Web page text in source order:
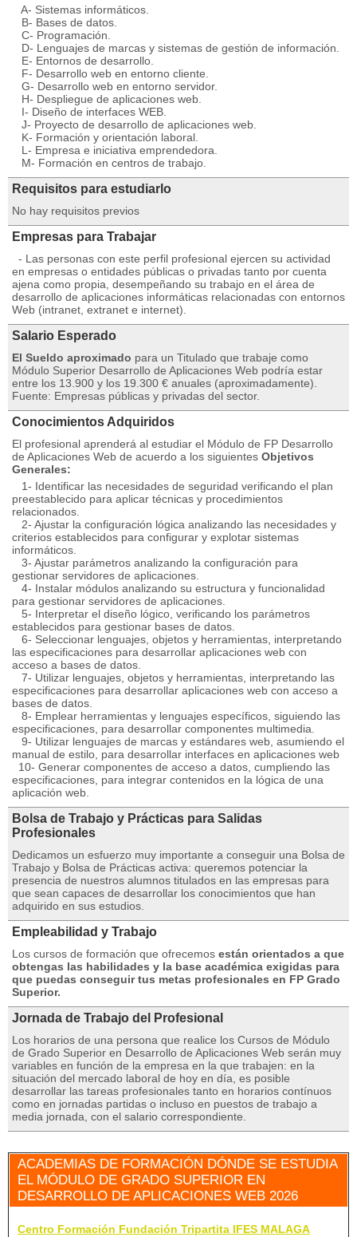
A- Sistemas informáticos.
B- Bases de datos.
C- Programación.
D- Lenguajes de marcas y sistemas de gestión de información.
E- Entornos de desarrollo.
F- Desarrollo web en entorno cliente.
G- Desarrollo web en entorno servidor.
H- Despliegue de aplicaciones web.
I- Diseño de interfaces WEB.
J- Proyecto de desarrollo de aplicaciones web.
K- Formación y orientación laboral.
L- Empresa e iniciativa emprendedora.
M- Formación en centros de trabajo.
Requisitos para estudiarlo
No hay requisitos previos
Empresas para Trabajar
- Las personas con este perfil profesional ejercen su actividad
en empresas o entidades públicas o privadas tanto por cuenta
ajena como propia, desempeñando su trabajo en el área de
desarrollo de aplicaciones informáticas relacionadas con entornos
Web (intranet, extranet e internet).
Salario Esperado
El Sueldo aproximado para un Titulado que trabaje como
Módulo Superior Desarrollo de Aplicaciones Web podría estar
entre los 13.900 y los 19.300 € anuales (aproximadamente).
Fuente: Empresas públicas y privadas del sector.
Conocimientos Adquiridos
El profesional aprenderá al estudiar el Módulo de FP Desarrollo
de Aplicaciones Web de acuerdo a los siguientes Objetivos
Generales:
1- Identificar las necesidades de seguridad verificando el plan
preestablecido para aplicar técnicas y procedimientos
relacionados.
2- Ajustar la configuración lógica analizando las necesidades y
criterios establecidos para configurar y explotar sistemas
informáticos.
3- Ajustar parámetros analizando la configuración para
gestionar servidores de aplicaciones.
4- Instalar módulos analizando su estructura y funcionalidad
para gestionar servidores de aplicaciones.
5- Interpretar el diseño lógico, verificando los parámetros
establecidos para gestionar bases de datos.
6- Seleccionar lenguajes, objetos y herramientas, interpretando
las especificaciones para desarrollar aplicaciones web con
acceso a bases de datos.
7- Utilizar lenguajes, objetos y herramientas, interpretando las
especificaciones para desarrollar aplicaciones web con acceso a
bases de datos.
8- Emplear herramientas y lenguajes específicos, siguiendo las
especificaciones, para desarrollar componentes multimedia.
9- Utilizar lenguajes de marcas y estándares web, asumiendo el
manual de estilo, para desarrollar interfaces en aplicaciones web
10- Generar componentes de acceso a datos, cumpliendo las
especificaciones, para integrar contenidos en la lógica de una
aplicación web.
Bolsa de Trabajo y Prácticas para Salidas
Profesionales
Dedicamos un esfuerzo muy importante a conseguir una Bolsa de
Trabajo y Bolsa de Prácticas activa: queremos potenciar la
presencia de nuestros alumnos titulados en las empresas para
que sean capaces de desarrollar los conocimientos que han
adquirido en sus estudios.
Empleabilidad y Trabajo
Los cursos de formación que ofrecemos están orientados a que
obtengas las habilidades y la base académica exigidas para
que puedas conseguir tus metas profesionales en FP Grado
Superior.
Jornada de Trabajo del Profesional
Los horarios de una persona que realice los Cursos de Módulo
de Grado Superior en Desarrollo de Aplicaciones Web serán muy
variables en función de la empresa en la que trabajen: en la
situación del mercado laboral de hoy en día, es posible
desarrollar las tareas profesionales tanto en horarios contínuos
como en jornadas partidas o incluso en puestos de trabajo a
media jornada, con el salario correspondiente.
ACADEMIAS DE FORMACIÓN DÓNDE SE ESTUDIA
EL MÓDULO DE GRADO SUPERIOR EN
DESARROLLO DE APLICACIONES WEB 2026
Centro Formación Fundación Tripartita IFES MALAGA